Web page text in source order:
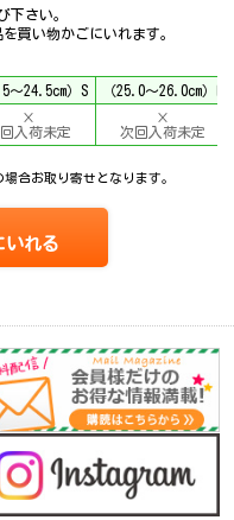
下さい。
買い物かごにいれます。
～24.5cm）S
（25.0～26.0cm）M
×
入荷未定
×
次回入荷未定
合お取り寄せとなります。
いれる